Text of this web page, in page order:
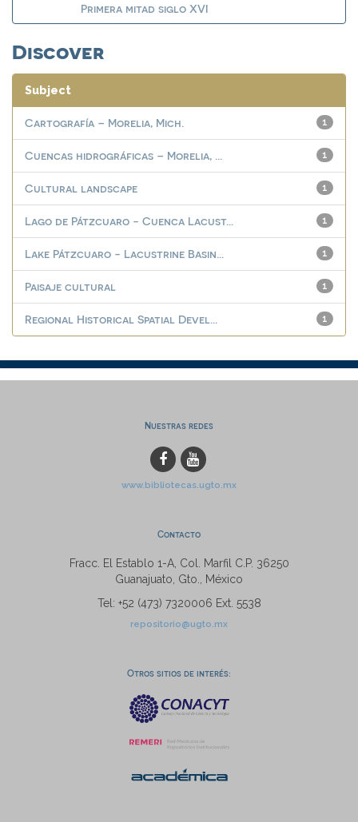
Primera mitad siglo XVI
Discover
Subject
1
Cartografía – Morelia, Mich.
1
Cuencas hidrográficas – Morelia, ...
1
Cultural landscape
1
Lago de Pátzcuaro - Cuenca Lacust...
1
Lake Pátzcuaro - Lacustrine Basin...
1
Paisaje cultural
1
Regional Historical Spatial Devel...
Nuestras redes
www.bibliotecas.ugto.mx
Contacto
Fracc. El Establo 1-A, Col. Marfil C.P. 36250
Guanajuato, Gto., México
Tel: +52 (473) 7320006 Ext. 5538
repositorio@ugto.mx
Otros sitios de interés: